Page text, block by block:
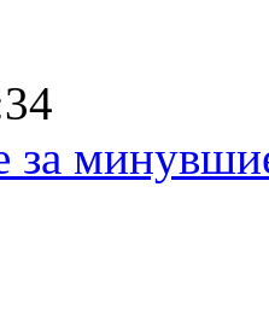
за